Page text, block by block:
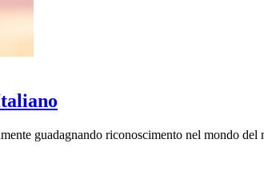
guadagnando riconoscimento nel mondo del